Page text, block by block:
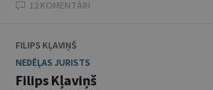
12 KOMENTĀRI
FILIPS KĻAVIŅŠ
NEDĒĻAS JURISTS
Filips Kļaviņš